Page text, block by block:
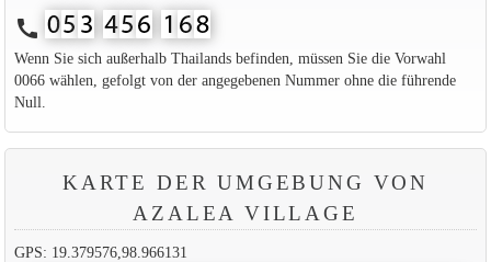
call
Wenn Sie sich außerhalb Thailands befinden, müssen Sie die Vorwahl
0066 wählen, gefolgt von der angegebenen Nummer ohne die führende
Null.
KARTE DER UMGEBUNG VON
AZALEA VILLAGE
GPS: 19.379576,98.966131